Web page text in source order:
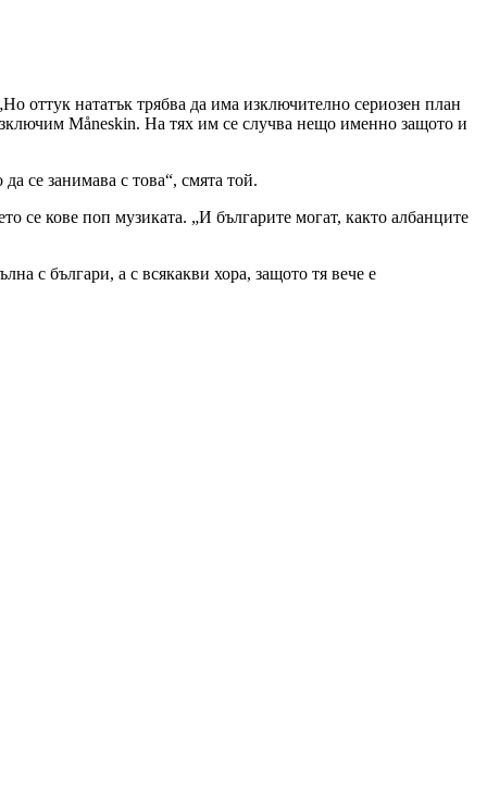
оттук нататък трябва да има изключително сериозен план
Måneskin. На тях им се случва нещо именно защото и
се занимава с това“, смята той.
се кове поп музиката. „И българите могат, както албанците
с българи, а с всякакви хора, защото тя вече е